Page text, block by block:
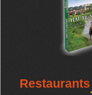
Restaurants